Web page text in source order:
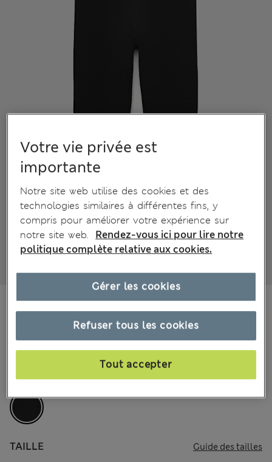
3 les commentaires reçus
€15,00 Tous les prix incluent les taxes et les frais de douanes
-20 % dès 2 articles achetés
COULEUR: Noir
TAILLE Guide des tailles
Votre vie privée est
importante
Notre site web utilise des cookies et des
technologies similaires à différentes fins, y
compris pour améliorer votre expérience sur
notre site web.
Rendez-vous ici pour lire notre
politique complète relative aux cookies.
Refuser tous les cookies
Tout accepter
Gérer les cookies